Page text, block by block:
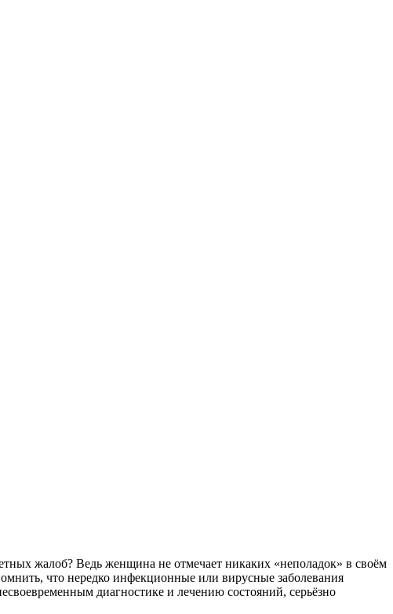
жалоб? Ведь женщина не отмечает никаких «неполадок» в своём
что нередко инфекционные или вирусные заболевания
диагностике и лечению состояний, серьёзно